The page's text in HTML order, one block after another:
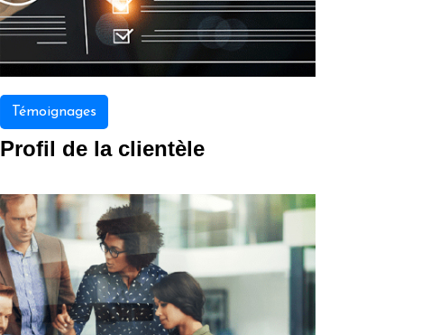
Témoignages
Profil de la clientèle